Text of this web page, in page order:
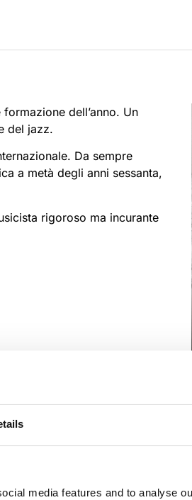
media features and to analyse
formazione dell’anno. Un
del jazz.
Da sempre
a metà degli anni sessanta,
rigoroso ma incurante